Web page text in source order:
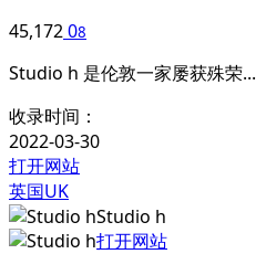
45,17208
Studio h 是伦敦一家屡获殊荣...
收录时间：
2022-03-30
打开网站
英国UK
Studio h
打开网站